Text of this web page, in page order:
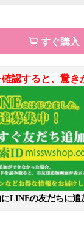
すぐ購入
認すると、驚き
LINEの友だちに追